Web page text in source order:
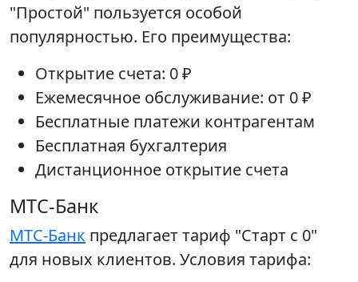
"Простой" пользуется особой
популярностью. Его преимущества:
Открытие счета: 0 ₽
Ежемесячное обслуживание: от 0 ₽
Бесплатные платежи контрагентам
Бесплатная бухгалтерия
Дистанционное открытие счета
МТС-Банк
МТС-Банк предлагает тариф "Старт с 0"
для новых клиентов. Условия тарифа: